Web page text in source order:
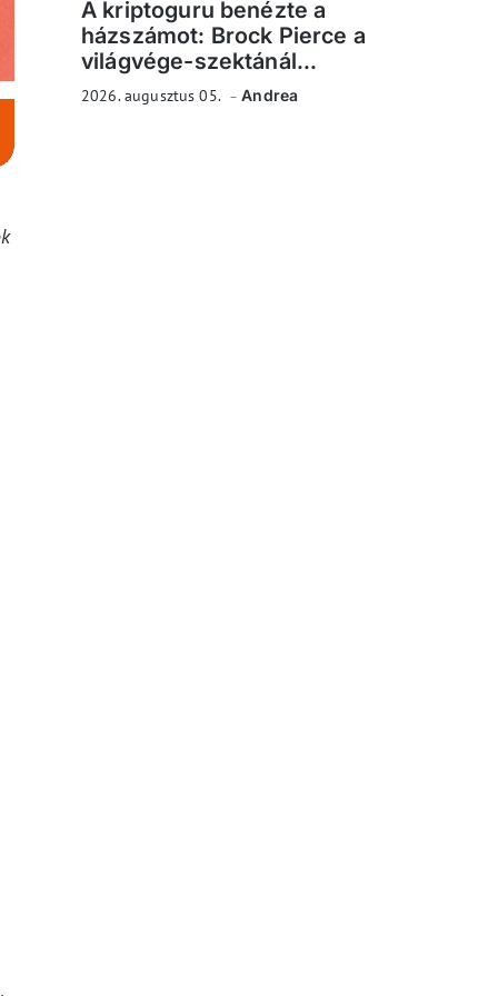
A kriptoguru benézte a
házszámot: Brock Pierce a
világvége-szektánál...
2026. augusztus 05. Andrea